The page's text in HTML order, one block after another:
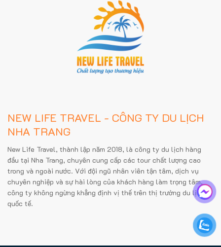
NEW LIFE TRAVEL - CÔNG TY DU LỊCH
NHA TRANG
New Life Travel, thành lập năm 2018, là công ty du lịch hàng
đầu tại Nha Trang, chuyên cung cấp các tour chất lượng cao
trong và ngoài nước. Với đội ngũ nhân viên tận tâm, dịch vụ
chuyên nghiệp và sự hài lòng của khách hàng làm trọng tâm,
công ty không ngừng khẳng định vị thế trên thị trường du lịch
quốc tế.